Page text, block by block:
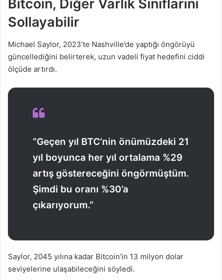
Bitcoin, Diğer Varlık Sınıflarını
Sollayabilir
Michael Saylor, 2023’te Nashville’de yaptığı öngörüyü
güncellediğini belirterek, uzun vadeli fiyat hedefini ciddi
ölçüde artırdı.
“Geçen yıl BTC’nin önümüzdeki 21
yıl boyunca her yıl ortalama %29
artış göstereceğini öngörmüştüm.
Şimdi bu oranı %30’a
çıkarıyorum.”
Saylor, 2045 yılına kadar Bitcoin’in 13 milyon dolar
seviyelerine ulaşabileceğini söyledi.